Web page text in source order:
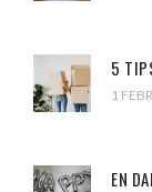
5
1
EN